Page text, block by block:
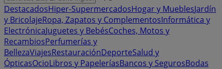
DestacadosHiper-SupermercadosHogar y MueblesJardín
y BricolajeRopa, Zapatos y ComplementosInformática y
ElectrónicaJuguetes y BebésCoches, Motos y
RecambiosPerfumerías y
BellezaViajesRestauraciónDeporteSalud y
ÓpticasOcioLibros y PapeleríasBancos y SegurosBodas